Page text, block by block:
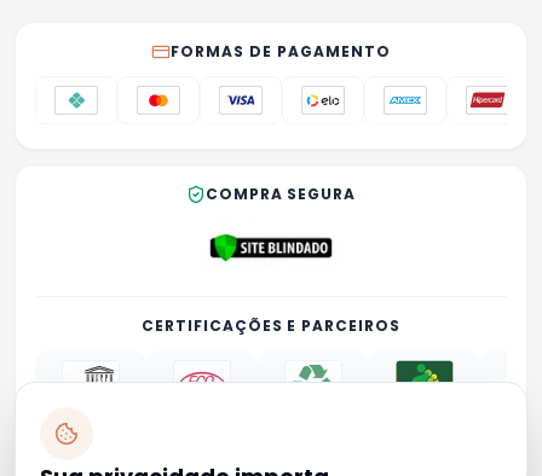
FORMAS DE PAGAMENTO
COMPRA SEGURA
CERTIFICAÇÕES E PARCEIROS